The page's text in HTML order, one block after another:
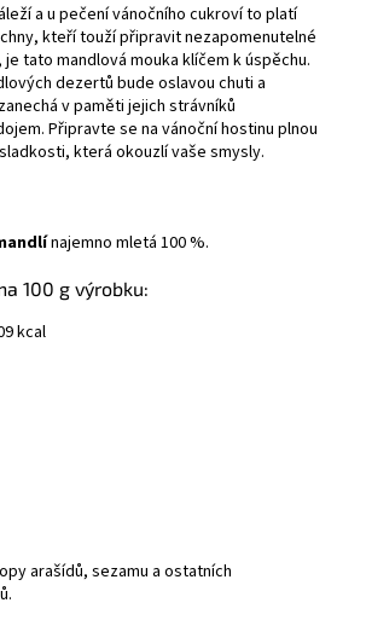
a u pečení vánočního cukroví to platí
kteří touží připravit nezapomenutelné
tato mandlová mouka klíčem k úspěchu.
dezertů bude oslavou chuti a
v paměti jejich strávníků
Připravte se na vánoční hostinu plnou
která okouzlí vaše smysly.
najemno mletá 100 %.
100 g výrobku:
kcal
arašídů, sezamu a ostatních